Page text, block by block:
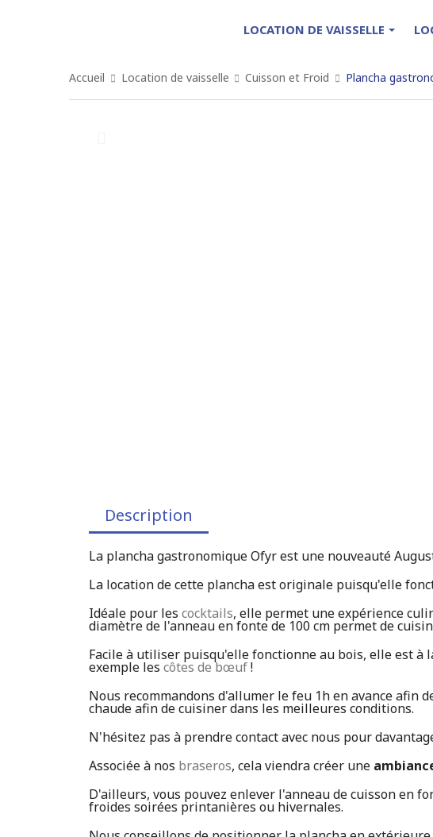
LOCATION DE VAISSELLE
Accueil Location de vaisselle Cuisson et Froid Plancha
Description
La plancha gastronomique Ofyr est une nouveauté
La location de cette plancha est originale puisqu'elle
Idéale pour les cocktails, elle permet une expérience
diamètre de l'anneau en fonte de 100 cm permet de
Facile à utiliser puisqu'elle fonctionne au bois, elle est
exemple les côtes de bœuf!
Nous recommandons d'allumer le feu 1h en avance afin
chaude afin de cuisiner dans les meilleures conditions.
N'hésitez pas à prendre contact avec nous pour
Associée à nos braseros, cela viendra créer une
D'ailleurs, vous pouvez enlever l'anneau de cuisson en
froides soirées printanières ou hivernales.